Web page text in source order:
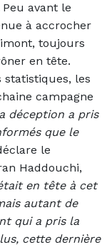
avant le
à accrocher
toujours
en tête.
les
campagne
déception a pris
que le
le
Haddouchi,
en tête à cet
autant de
qui a pris la
cette dernière